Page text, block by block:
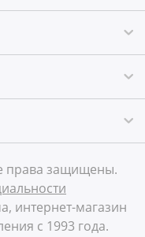
права защищены.
интернет-магазин
с 1993 года.